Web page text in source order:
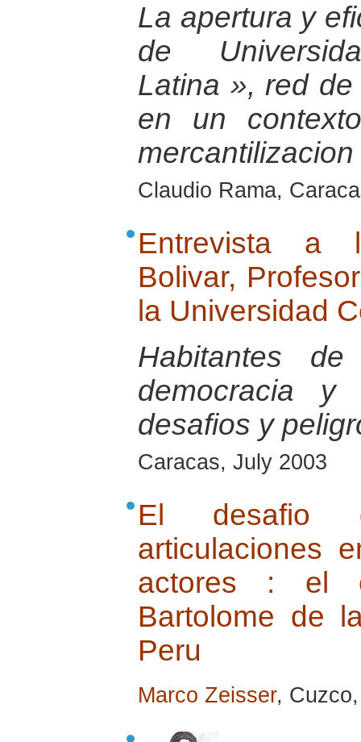
La apertura y
de
Latina », red
en un
Claudio Rama,
Entrevista a
Bolivar,
la Universidad
Habitantes de
democracia y
desafios y
Caracas, July 2003
El desafio
articulaciones
actores : el
Bartolome de
Peru
Marco Zeisser,